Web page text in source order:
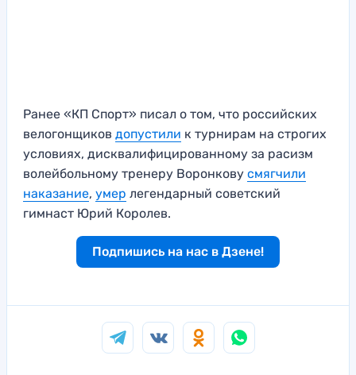
Ранее «КП Спорт» писал о том, что российских
велогонщиков допустили к турнирам на строгих
условиях, дисквалифицированному за расизм
волейбольному тренеру Воронкову смягчили
наказание, умер легендарный советский
гимнаст Юрий Королев.
Подпишись на нас в Дзене!